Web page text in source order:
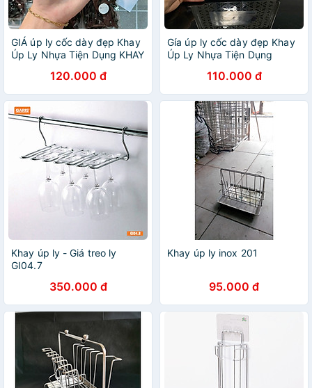
GIÁ úp ly cốc dày đẹp Khay
Úp Ly Nhựa Tiện Dụng KHAY
120.000 đ
Gía úp ly cốc dày đẹp Khay
Úp Ly Nhựa Tiện Dụng
110.000 đ
Khay úp ly - Giá treo ly
GI04.7
350.000 đ
Khay úp ly inox 201
95.000 đ